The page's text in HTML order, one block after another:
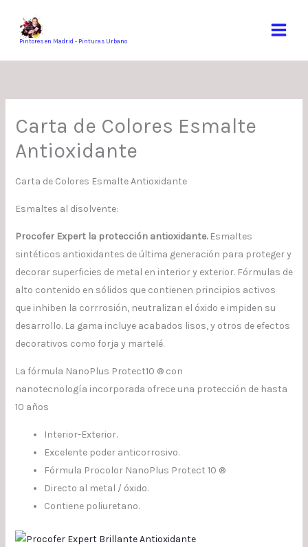
contenidoPintores en Madrid - Pinturas Urbano
Carta de Colores Esmalte
Antioxidante
Carta de Colores Esmalte Antioxidante
Esmaltes al disolvente:
Procofer Expert la protección antioxidante. Esmaltes
sintéticos antioxidantes de última generación para proteger y
decorar superficies de metal en interior y exterior. Fórmulas de
alto contenido en sólidos que contienen principios activos
que inhiben la corrrosión, neutralizan el óxido e impiden su
desarrollo. La gama incluye acabados lisos, y otros de efectos
decorativos como forja y martelé.
La fórmula NanoPlus Protect10 ® con
nanotecnología incorporada ofrece una protección de hasta
10 años
Interior-Exterior.
Excelente poder anticorrosivo.
Fórmula Procolor NanoPlus Protect 10 ®
Directo al metal / óxido.
Contiene poliuretano.